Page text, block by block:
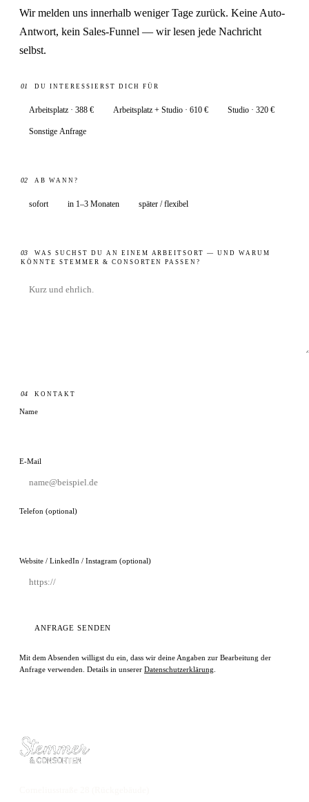
Wir melden uns innerhalb weniger Tage zurück. Keine Auto-
Antwort, kein Sales-Funnel — wir lesen jede Nachricht
selbst.
01 DU INTERESSIERST DICH FÜR
Arbeitsplatz · 388 € Arbeitsplatz + Studio · 610 € Studio · 320 €
Sonstige Anfrage
02 AB WANN?
sofort in 1–3 Monaten später / flexibel
03
WAS SUCHST DU AN EINEM ARBEITSORT — UND WARUM
KÖNNTE STEMMER & CONSORTEN PASSEN?
04 KONTAKT
Name
E-Mail
Telefon (optional)
Website / LinkedIn / Instagram (optional)
ANFRAGE SENDEN
Mit dem Absenden willigst du ein, dass wir deine Angaben zur Bearbeitung der
Anfrage verwenden. Details in unserer Datenschutzerklärung.